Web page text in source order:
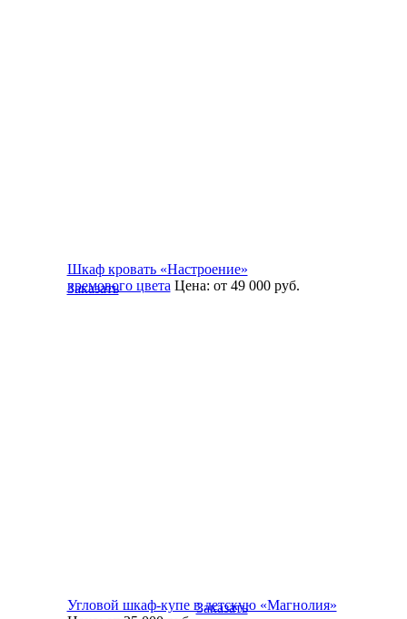
Шкаф кровать «Настроение»
кремового цвета Цена: от 49 000руб.
Заказать
Угловой шкаф-купе в детскую «Магнолия»
Заказать